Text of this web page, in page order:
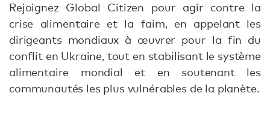
Rejoignez Global Citizen pour agir contre la
crise alimentaire et la faim, en appelant les
dirigeants mondiaux à œuvrer pour la fin du
conflit en Ukraine, tout en stabilisant le système
alimentaire mondial et en soutenant les
communautés les plus vulnérables de la planète.